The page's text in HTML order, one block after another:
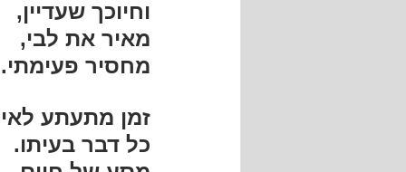
וחיוכך שעדיין,
מאיר את לבי,
מחסיר פעימתי.
זמן מתעתע
כל דבר בעיתו.